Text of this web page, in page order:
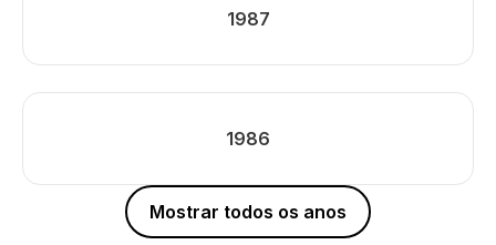
1987
1986
Mostrar todos os anos